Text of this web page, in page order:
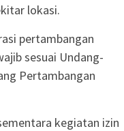
lokasi.
pertambangan
sesuai Undang-
Pertambangan
kegiatan izin